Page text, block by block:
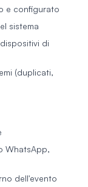
e configurato
sistema
di
(duplicati,
WhatsApp,
dell'evento